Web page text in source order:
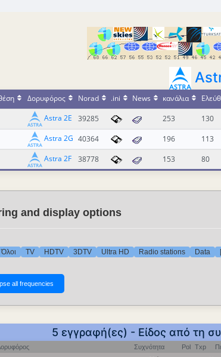
Δορυφόρος Norad .ini News κανάλια
Astra 2E 39285 253 130
Astra 2G 40364 196 113
Astra 2F 38778 153 80
and display options
Όλοι TV HDTV 3DTV Ultra HD Radio stations Data
5 εγγραφή(ες) - Είδος από τη
Συχνότητα Pol Txp